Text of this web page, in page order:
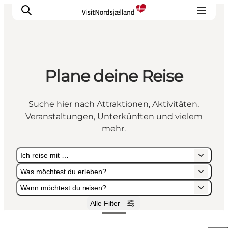
Highlights
Erlebnisse
Geschmack
Reiseplanung
Plane deine Reise
Suche hier nach Attraktionen, Aktivitäten,
Veranstaltungen, Unterkünften und vielem
mehr.
Ich reise mit …
Was möchtest du erleben?
Wann möchtest du reisen?
Alle Filter